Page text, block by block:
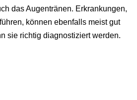
das Augentränen. Erkrankungen,
können ebenfalls meist gut
sie richtig diagnostiziert werden.